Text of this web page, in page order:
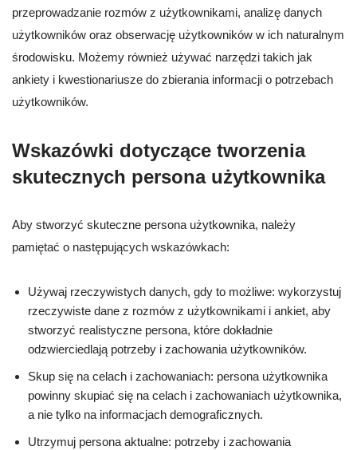
przeprowadzanie rozmów z użytkownikami, analizę danych
użytkowników oraz obserwację użytkowników w ich naturalnym
środowisku. Możemy również używać narzędzi takich jak
ankiety i kwestionariusze do zbierania informacji o potrzebach
użytkowników.
Wskazówki dotyczące tworzenia
skutecznych persona użytkownika
Aby stworzyć skuteczne persona użytkownika, należy
pamiętać o następujących wskazówkach:
Używaj rzeczywistych danych, gdy to możliwe: wykorzystuj
rzeczywiste dane z rozmów z użytkownikami i ankiet, aby
stworzyć realistyczne persona, które dokładnie
odzwierciedlają potrzeby i zachowania użytkowników.
Skup się na celach i zachowaniach: persona użytkownika
powinny skupiać się na celach i zachowaniach użytkownika,
a nie tylko na informacjach demograficznych.
Utrzymuj persona aktualne: potrzeby i zachowania